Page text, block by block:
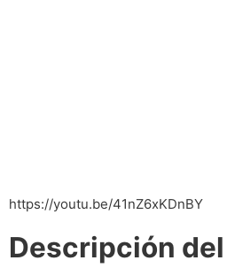
https://youtu.be/41nZ6xKDnBY
Descripción